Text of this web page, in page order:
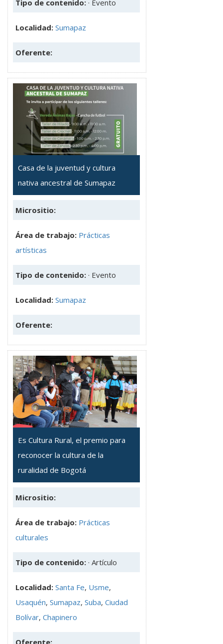
Tipo de contenido: · Evento
Localidad: Sumapaz
Oferente:
Casa de la juventud y cultura
nativa ancestral de Sumapaz
Micrositio:
Área de trabajo: Prácticas
artísticas
Tipo de contenido: · Evento
Localidad: Sumapaz
Oferente:
Es Cultura Rural, el premio para
reconocer la cultura de la
ruralidad de Bogotá
Micrositio:
Área de trabajo: Prácticas
culturales
Tipo de contenido: · Artículo
Localidad: Santa Fe, Usme,
Usaquén, Sumapaz, Suba, Ciudad
Bolívar, Chapinero
Oferente: